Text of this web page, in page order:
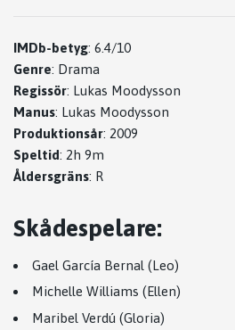
IMDb-betyg: 6.4/10
Genre: Drama
Regissör: Lukas Moodysson
Manus: Lukas Moodysson
Produktionsår: 2009
Speltid: 2h 9m
Åldersgräns: R
Skådespelare:
Gael García Bernal (Leo)
Michelle Williams (Ellen)
Maribel Verdú (Gloria)